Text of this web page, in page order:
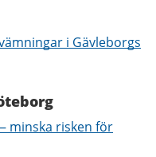
i Gävleborgs
minska risken för